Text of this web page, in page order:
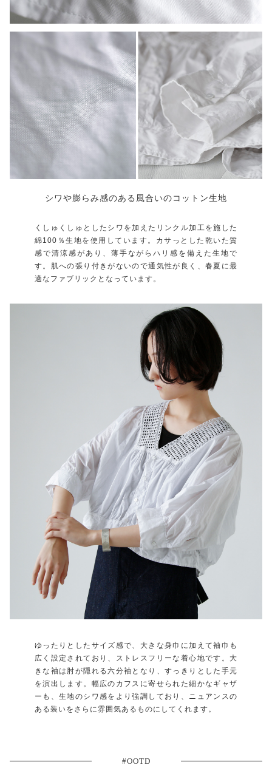
シワや膨らみ感のある風合いのコットン生地
くしゅくしゅとしたシワを加えたリンクル加工を施した
綿100％生地を使用しています。カサっとした乾いた質
感で清涼感があり、薄手ながらハリ感を備えた生地で
す。肌への張り付きがないので通気性が良く、春夏に最
適なファブリックとなっています。
ゆったりとしたサイズ感で、大きな身巾に加えて袖巾も
広く設定されており、ストレスフリーな着心地です。大
きな袖は肘が隠れる六分袖となり、すっきりとした手元
を演出します。幅広のカフスに寄せられた細かなギャザ
ーも、生地のシワ感をより強調しており、ニュアンスの
ある装いをさらに雰囲気あるものにしてくれます。
#OOTD